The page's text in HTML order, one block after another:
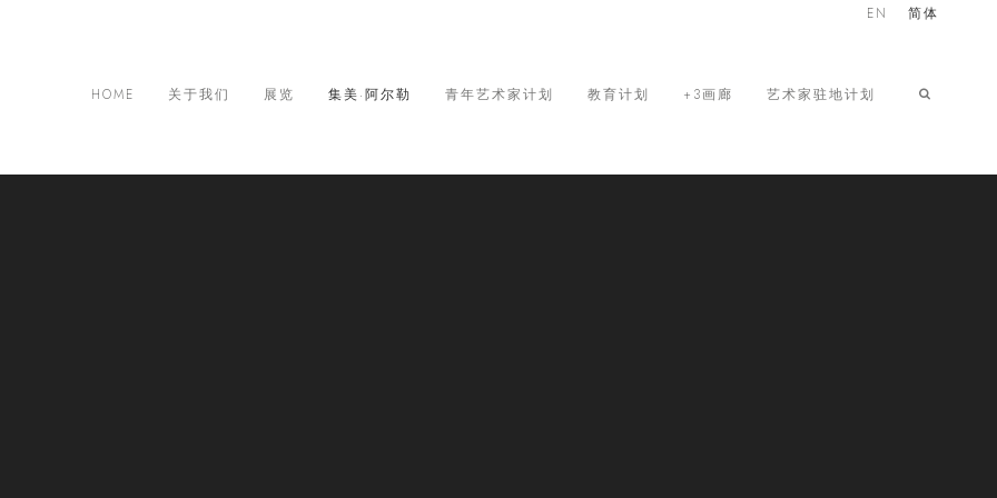
HOME 关于我们 展览 集美·阿尔勒 青年艺术家计划 教育计划 +3画廊 艺术家驻地计划
EN 简体